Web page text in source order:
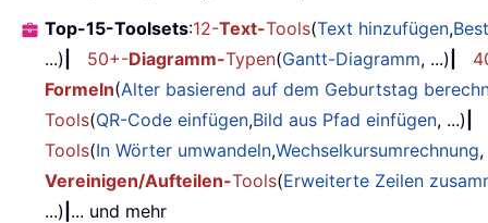
Top-15-Toolsets:12-Text-Tools(Text hinzufügen,
...)
50+-Diagramm-Typen(Gantt-Diagramm, ...)
Formeln(Alter basierend auf dem Geburtstag
Tools(QR-Code einfügen,Bild aus Pfad einfügen, ...)
Tools(In Wörter umwandeln,Wechselkursumrechnung
Vereinigen/Aufteilen-Tools(Erweiterte Zeilen
...) ... und mehr